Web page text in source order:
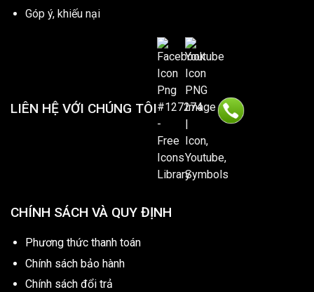
Góp ý, khiếu nại
LIÊN HỆ VỚI CHÚNG TÔI
CHÍNH SÁCH VÀ QUY ĐỊNH
Phương thức thanh toán
Chính sách bảo hành
Chính sách đổi trả